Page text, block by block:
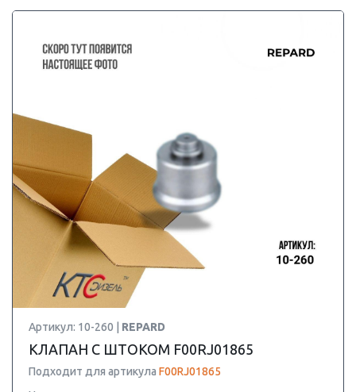
Артикул: 10-260 | REPARD
КЛАПАН С ШТОКОМ F00RJ01865
Подходит для артикула F00RJ01865